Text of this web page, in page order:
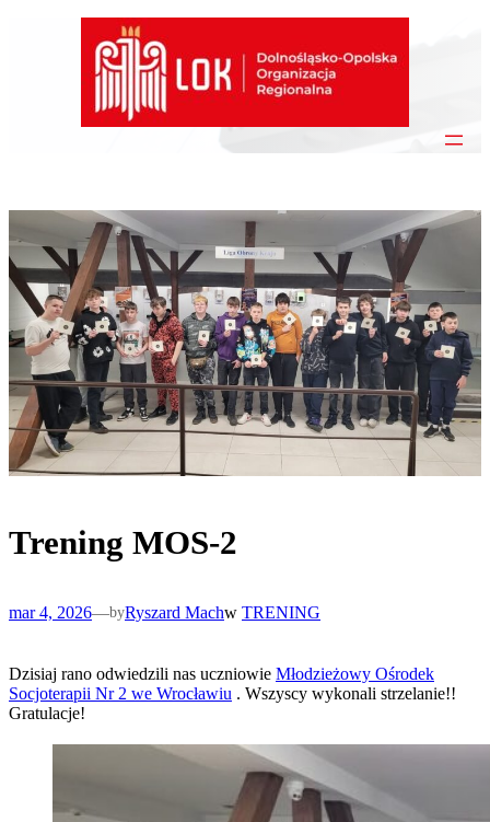
Trening MOS-2
mar 4, 2026—byRyszard Machw TRENING
Dzisiaj rano odwiedzili nas uczniowie Młodzieżowy Ośrodek
Socjoterapii Nr 2 we Wrocławiu . Wszyscy wykonali strzelanie!!
Gratulacje!